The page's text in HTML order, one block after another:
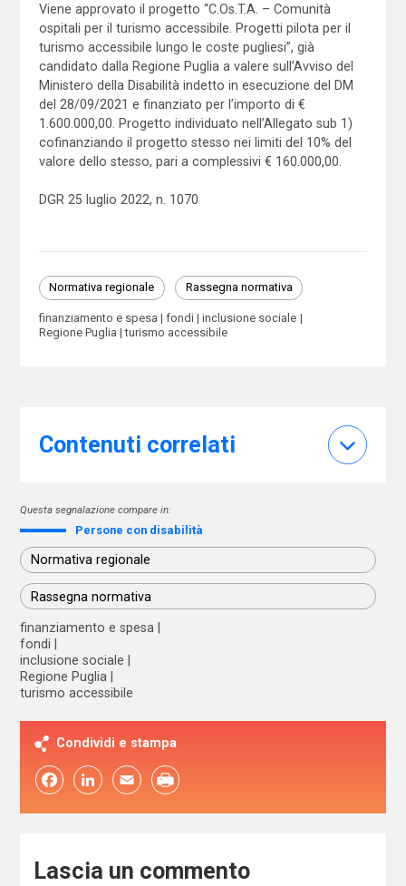
Viene approvato il progetto “C.Os.T.A. – Comunità
ospitali per il turismo accessibile. Progetti pilota per il
turismo accessibile lungo le coste pugliesi”, già
candidato dalla Regione Puglia a valere sull’Avviso del
Ministero della Disabilità indetto in esecuzione del DM
del 28/09/2021 e finanziato per l’importo di €
1.600.000,00. Progetto individuato nell’Allegato sub 1)
cofinanziando il progetto stesso nei limiti del 10% del
valore dello stesso, pari a complessivi € 160.000,00.
DGR 25 luglio 2022, n. 1070
Normativa regionale Rassegna normativa
finanziamento e spesa fondi
inclusione sociale
Regione Puglia
turismo accessibile
Contenuti correlati
Questa segnalazione compare in:
Persone con disabilità
Normativa regionale
Rassegna normativa
finanziamento e spesa
fondi
inclusione sociale
Regione Puglia
turismo accessibile
Condividi e stampa
FacebookLinkedIn Email
Lascia un commento